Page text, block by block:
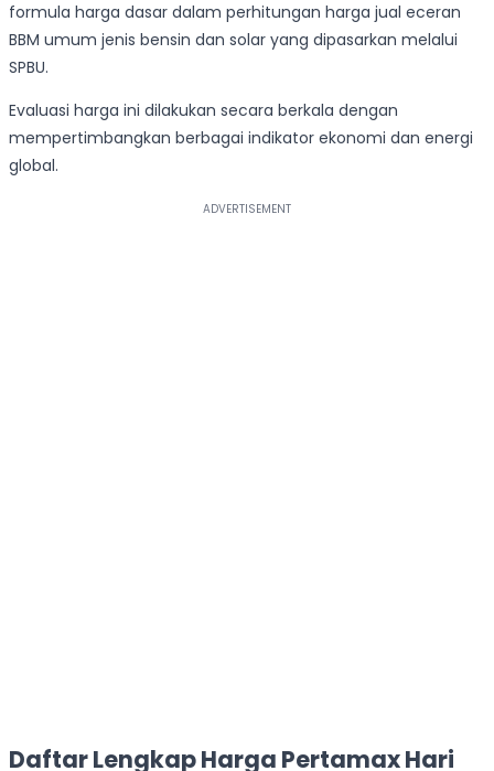
formula harga dasar dalam perhitungan harga jual eceran
BBM umum jenis bensin dan solar yang dipasarkan melalui
SPBU.
Evaluasi harga ini dilakukan secara berkala dengan
mempertimbangkan berbagai indikator ekonomi dan energi
global.
Daftar Lengkap Harga Pertamax Hari